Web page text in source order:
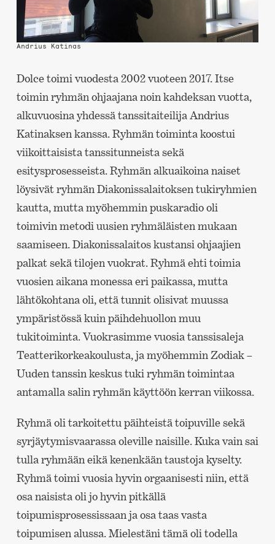
Andrius Katinas
Dolce toimi vuodesta 2002 vuoteen 2017. Itse
toimin ryhmän ohjaajana noin kahdeksan vuotta,
alkuvuosina yhdessä tanssitaiteilija Andrius
Katinaksen kanssa. Ryhmän toiminta koostui
viikoittaisista tanssitunneista sekä
esitysprosesseista. Ryhmän alkuaikoina naiset
löysivät ryhmän Diakonissalaitoksen tukiryhmien
kautta, mutta myöhemmin puskaradio oli
toimivin metodi uusien ryhmäläisten mukaan
saamiseen. Diakonissalaitos kustansi ohjaajien
palkat sekä tilojen vuokrat. Ryhmä ehti toimia
vuosien aikana monessa eri paikassa, mutta
lähtökohtana oli, että tunnit olisivat muussa
ympäristössä kuin päihdehuollon muu
tukitoiminta. Vuokrasimme vuosia tanssisaleja
Teatterikorkeakoulusta, ja myöhemmin Zodiak –
Uuden tanssin keskus tuki ryhmän toimintaa
antamalla salin ryhmän käyttöön kerran viikossa.
Ryhmä oli tarkoitettu päihteistä toipuville sekä
syrjäytymisvaarassa oleville naisille. Kuka vain sai
tulla ryhmään eikä kenenkään taustoja kyselty.
Ryhmä toimi vuosia hyvin orgaanisesti niin, että
osa naisista oli jo hyvin pitkällä
toipumisprosessissaan ja osa taas vasta
toipumisen alussa. Mielestäni tämä oli todella